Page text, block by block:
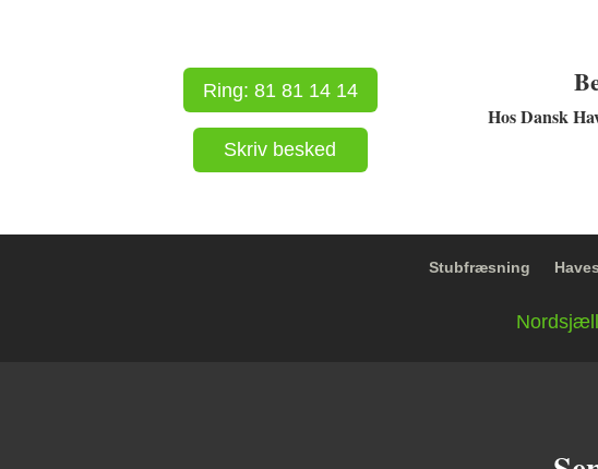
Ring: 81 81 14 14
Skriv besked
Hos Dansk
Stubfræsning